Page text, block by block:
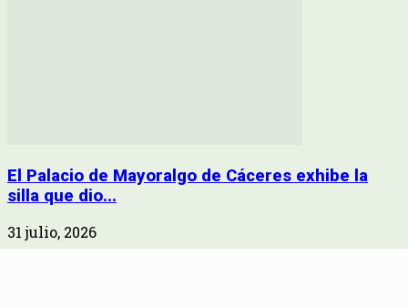
El Palacio de Mayoralgo de Cáceres exhibe la
silla que dio...
31 julio, 2026